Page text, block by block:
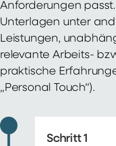
Anforderungen
Unterlagen unter
Leistungen,
relevante Arbeits-
praktische
„Personal Touch“).
Schritt 1